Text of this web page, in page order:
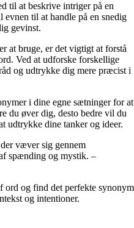
til at beskrive intriger på en
evnen til at handle på en snedig
gevinst.
at bruge, er det vigtigt at forstå
Ved at udforske forskellige
og udtrykke dig mere præcist i
i dine egne sætninger for at
du øver dig, desto bedre vil du
udtrykke dine tanker og ideer.
væver sig gennem
spænding og mystik. –
ord og find det perfekte synonym
og intentioner.